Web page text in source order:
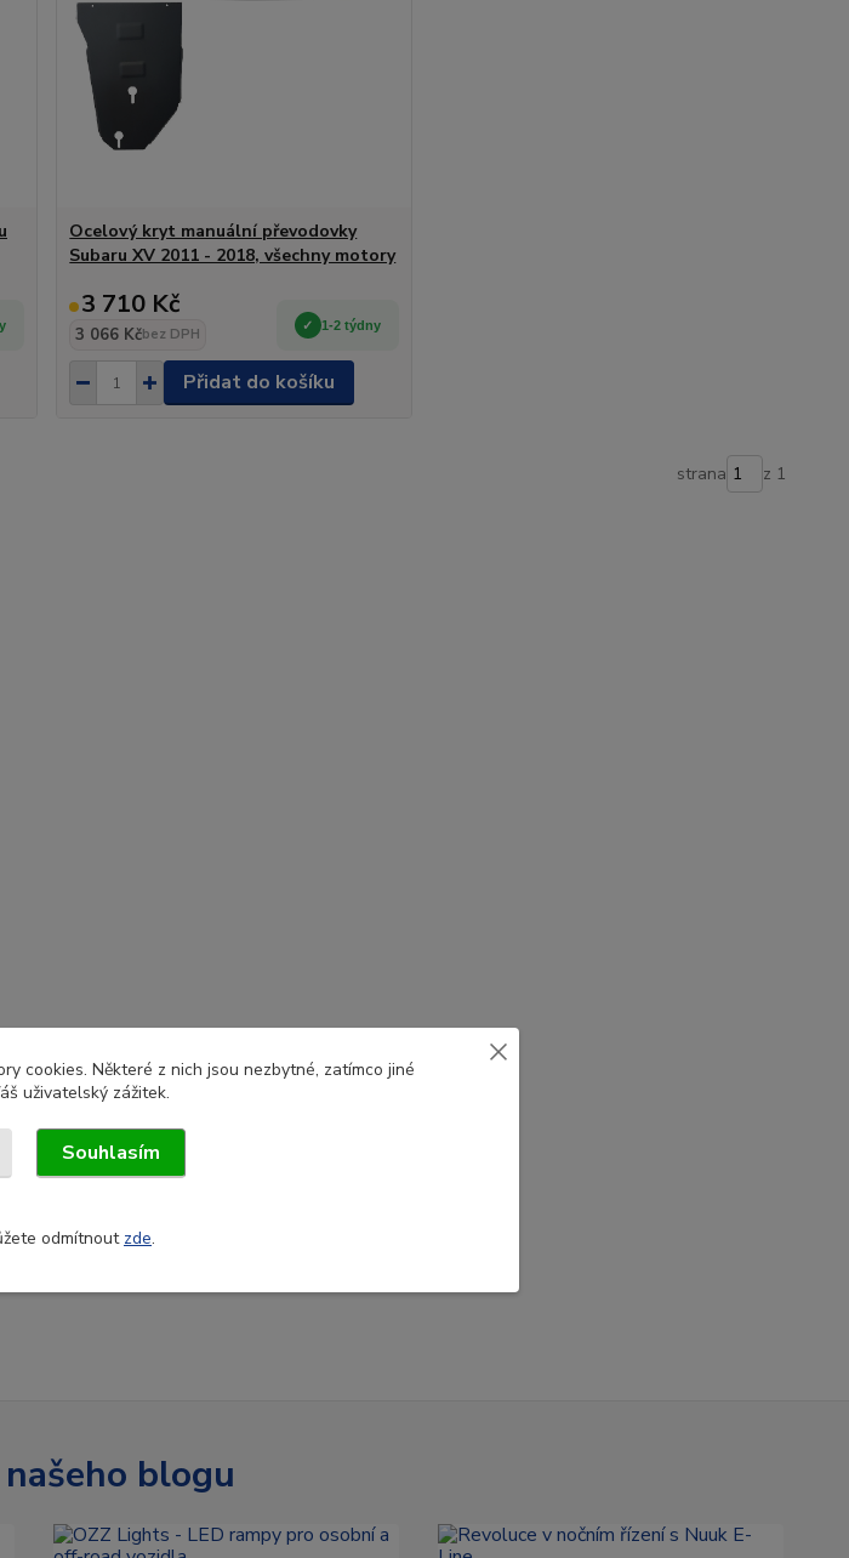
Ocelový kryt manuální převodovky
Subaru XV 2011 - 2018, všechny motory
3 710 Kč
3 066 Kčbez DPH
1-2 týdny
Přidat do košíku
strana z 1
blogu
cookies. Některé z nich jsou nezbytné, zatímco jiné
uživatelský zážitek.
Souhlasím
odmítnout zde.